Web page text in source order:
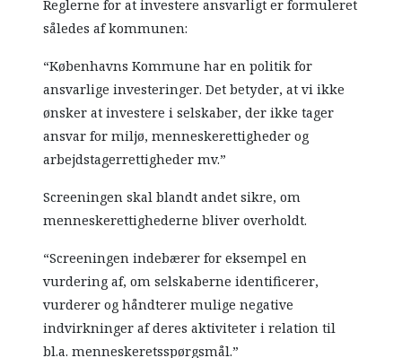
Reglerne for at investere ansvarligt er formuleret
således af kommunen:
“Københavns Kommune har en politik for
ansvarlige investeringer. Det betyder, at vi ikke
ønsker at investere i selskaber, der ikke tager
ansvar for miljø, menneskerettigheder og
arbejdstagerrettigheder mv.”
Screeningen skal blandt andet sikre, om
menneskerettighederne bliver overholdt.
“Screeningen indebærer for eksempel en
vurdering af, om selskaberne identificerer,
vurderer og håndterer mulige negative
indvirkninger af deres aktiviteter i relation til
bl.a. menneskeretsspørgsmål.”